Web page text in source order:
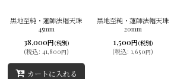
黒地至純・蓮師法帽天珠
45mm
38,000円(税別)
(税込: 41,800円)
カートに入れる
黒地至純・蓮師法帽天珠
20mm
1,500円(税別)
(税込: 1,650円)